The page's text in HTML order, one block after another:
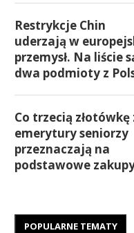
Restrykcje Chin
uderzają w
przemysł. Na liście
dwa podmioty z
Co trzecią złotówkę
emerytury seniorzy
przeznaczają na
podstawowe
POPULARNE TEMATY